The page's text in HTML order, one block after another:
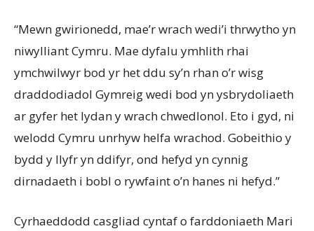
“Mewn gwirionedd, mae’r wrach wedi’i thrwytho yn
niwylliant Cymru. Mae dyfalu ymhlith rhai
ymchwilwyr bod yr het ddu sy’n rhan o’r wisg
draddodiadol Gymreig wedi bod yn ysbrydoliaeth
ar gyfer het lydan y wrach chwedlonol. Eto i gyd, ni
welodd Cymru unrhyw helfa wrachod. Gobeithio y
bydd y llyfr yn ddifyr, ond hefyd yn cynnig
dirnadaeth i bobl o rywfaint o’n hanes ni hefyd.”
Cyrhaeddodd casgliad cyntaf o farddoniaeth Mari